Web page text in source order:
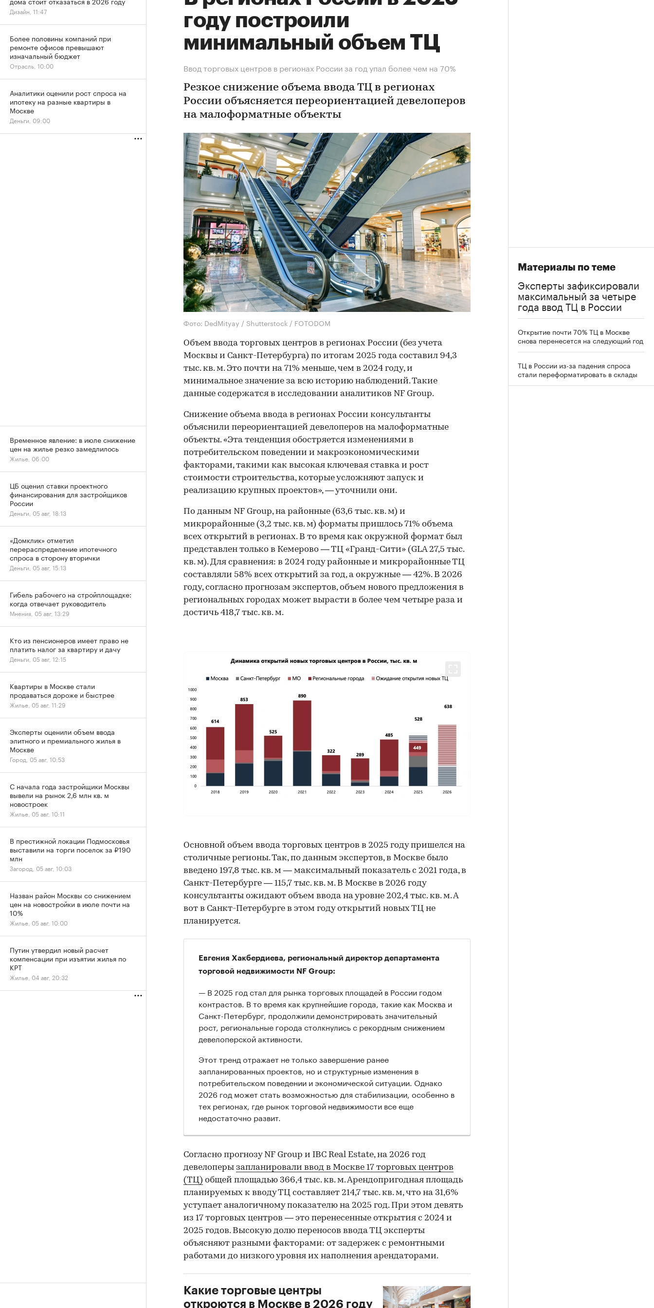
году построили
минимальный объем ТЦ
Ввод торговых центров в регионах России за год упал более чем на 70%
Резкое снижение объема ввода ТЦ в регионах
России объясняется переориентацией девелоперов
на малоформатные объекты
Фото: DedMityay / Shutterstock / FOTODOM
Объем ввода торговых центров в регионах России (без учета
Москвы и Санкт-Петербурга) по итогам 2025 года составил 94,3
тыс. кв. м. Это почти на 71% меньше, чем в 2024 году, и
минимальное значение за всю историю наблюдений. Такие
данные содержатся в исследовании аналитиков NF Group.
Снижение объема ввода в регионах России консультанты
объяснили переориентацией девелоперов на малоформатные
объекты. «Эта тенденция обостряется изменениями в
потребительском поведении и макроэкономическими
факторами, такими как высокая ключевая ставка и рост
стоимости строительства, которые усложняют запуск и
реализацию крупных проектов», — уточнили они.
По данным NF Group, на районные (63,6 тыс. кв. м) и
микрорайонные (3,2 тыс. кв. м) форматы пришлось 71% объема
всех открытий в регионах. В то время как окружной формат был
представлен только в Кемерово — ТЦ «Гранд-Сити» (GLA 27,5 тыс.
кв. м). Для сравнения: в 2024 году районные и микрорайонные ТЦ
составляли 58% всех открытий за год, а окружные — 42%. В 2026
году, согласно прогнозам экспертов, объем нового предложения в
региональных городах может вырасти в более чем четыре раза и
достичь 418,7 тыс. кв. м.
Основной объем ввода торговых центров в 2025 году пришелся на
столичные регионы. Так, по данным экспертов, в Москве было
введено 197,8 тыс. кв. м — максимальный показатель с 2021 года, в
Санкт-Петербурге — 115,7 тыс. кв. м. В Москве в 2026 году
консультанты ожидают объем ввода на уровне 202,4 тыс. кв. м. А
вот в Санкт-Петербурге в этом году открытий новых ТЦ не
планируется.
Евгения Хакбердиева, региональный директор департамента
торговой недвижимости NF Group:
— В 2025 год стал для рынка торговых площадей в России годом
контрастов. В то время как крупнейшие города, такие как Москва и
Санкт-Петербург, продолжили демонстрировать значительный
рост, региональные города столкнулись с рекордным снижением
девелоперской активности.
Этот тренд отражает не только завершение ранее
запланированных проектов, но и структурные изменения в
потребительском поведении и экономической ситуации. Однако
2026 год может стать возможностью для стабилизации, особенно в
тех регионах, где рынок торговой недвижимости все еще
недостаточно развит.
Согласно прогнозу NF Group и IBC Real Estate, на 2026 год
девелоперы запланировали ввод в Москве 17 торговых центров
(ТЦ) общей площадью 366,4 тыс. кв. м. Арендопригодная площадь
планируемых к вводу ТЦ составляет 214,7 тыс. кв. м, что на 31,6%
уступает аналогичному показателю на 2025 год. При этом девять
из 17 торговых центров — это перенесенные открытия с 2024 и
2025 годов. Высокую долю переносов ввода ТЦ эксперты
объясняют разными факторами: от задержек c ремонтными
работами до низкого уровня их наполнения арендаторами.
Какие торговые центры
откроются в Москве в 2026 году
Материалы по теме
Эксперты зафиксировали
максимальный за четыре
года ввод ТЦ в России
Открытие почти 70% ТЦ в Москве
снова перенесется на следующий год
ТЦ в России из-за падения спроса
стали переформатировать в склады
Дизайн, 11:47
Более половины компаний при
ремонте офисов превышают
изначальный бюджет
Отрасль, 10:00
Аналитики оценили рост спроса на
ипотеку на разные квартиры в
Москве
Деньги, 09:00
Временное явление: в июле снижение
цен на жилье резко замедлилось
Жилье, 06:00
ЦБ оценил ставки проектного
финансирования для застройщиков
России
Деньги, 05 авг, 18:13
«Домклик» отметил
перераспределение ипотечного
спроса в сторону вторички
Деньги, 05 авг, 15:13
Гибель рабочего на стройплощадке:
когда отвечает руководитель
Мнения, 05 авг, 13:29
Кто из пенсионеров имеет право не
платить налог за квартиру и дачу
Деньги, 05 авг, 12:15
Квартиры в Москве стали
продаваться дороже и быстрее
Жилье, 05 авг, 11:29
Эксперты оценили объем ввода
элитного и премиального жилья в
Москве
Город, 05 авг, 10:53
С начала года застройщики Москвы
вывели на рынок 2,6 млн кв. м
новостроек
Жилье, 05 авг, 10:11
В престижной локации Подмосковья
выставили на торги поселок за ₽190
млн
Загород, 05 авг, 10:03
Назван район Москвы со снижением
цен на новостройки в июле почти на
10%
Жилье, 05 авг, 10:00
Путин утвердил новый расчет
компенсации при изъятии жилья по
КРТ
Жилье, 04 авг, 20:32